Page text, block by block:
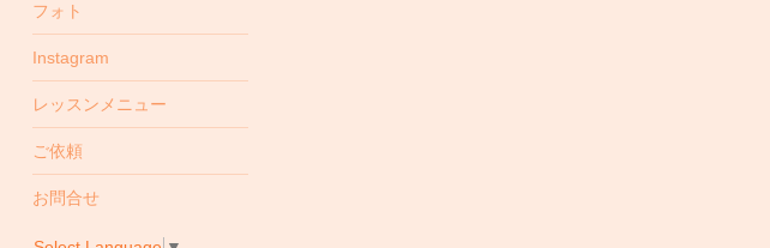
フォト
Instagram
レッスンメニュー
ご依頼
お問合せ